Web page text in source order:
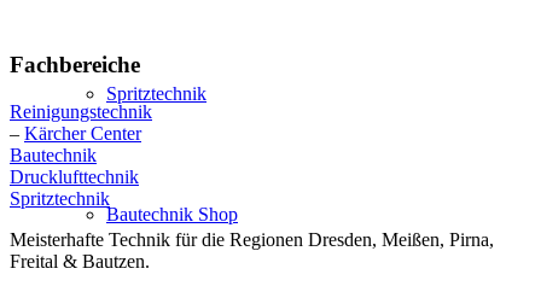
Spritztechnik
Bautechnik Shop
Fachbereiche
Reinigungstechnik
– Kärcher Center
Bautechnik
Drucklufttechnik
Spritztechnik
Meisterhafte Technik für die Regionen Dresden, Meißen, Pirna,
Freital & Bautzen.